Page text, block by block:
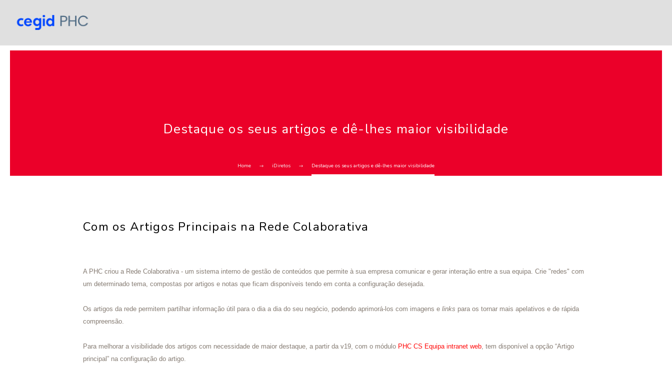
Destaque os seus artigos e dê-lhes maior visibilidade
Home iDiretos Destaque os seus artigos e dê-lhes maior visibilidade
Com os Artigos Principais na Rede Colaborativa
A PHC criou a Rede Colaborativa - um sistema interno de gestão de conteúdos que permite à sua empresa comunicar e gerar interação entre a sua equipa. Crie "redes" com
um determinado tema, compostas por artigos e notas que ficam disponíveis tendo em conta a configuração desejada.
Os artigos da rede permitem partilhar informação útil para o dia a dia do seu negócio, podendo aprimorá-los com imagens elinks para os tornar mais apelativos e de rápida
compreensão.
Para melhorar a visibilidade dos artigos com necessidade de maior destaque, a partir da v19, com o módulo PHC CS Equipa intranet web, tem disponível a opção “Artigo
principal” na configuração do artigo.